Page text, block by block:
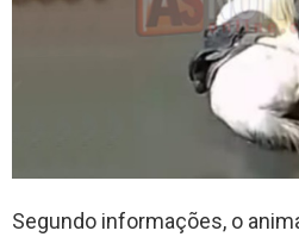
Segundo informações, o